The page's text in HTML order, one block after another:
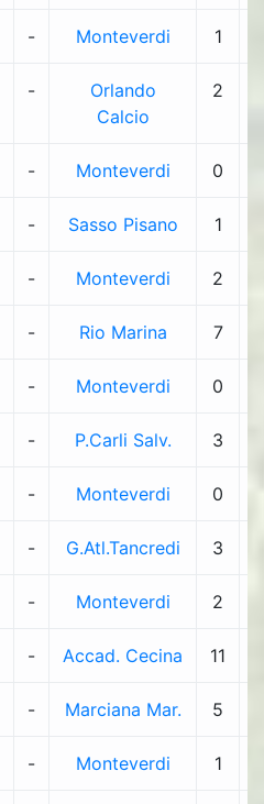
- Monteverdi 1
-
Orlando
Calcio
2
- Monteverdi 0
- Sasso Pisano 1
- Monteverdi 2
- Rio Marina 7
- Monteverdi 0
- P.Carli Salv. 3
- Monteverdi 0
- G.Atl.Tancredi 3
- Monteverdi 2
- Accad. Cecina 11
- Marciana Mar. 5
- Monteverdi 1